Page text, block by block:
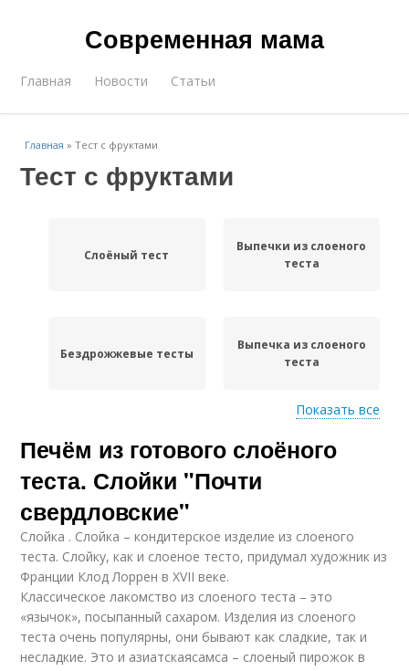
Современная мама
Главная Новости Статьи
Главная »Тест с фруктами
Тест с фруктами
Слоёный тест
Выпечки из слоеного
теста
Бездрожжевые тесты
Выпечка из слоеного
теста
Пирог из слоеного
теста
Тест с курицей
Торт на слоёном
тесте
Показать все
Печём из готового слоёного
теста. Слойки "Почти
свердловские"
Слойка . Слойка – кондитерское изделие из слоеного
теста. Слойку, как и слоеное тесто, придумал художник из
Франции Клод Лоррен в XVII веке.
Классическое лакомство из слоеного теста – это
«язычок», посыпанный сахаром. Изделия из слоеного
теста очень популярны, они бывают как сладкие, так и
несладкие. Это и азиатскаясамса – слоеный пирожок в